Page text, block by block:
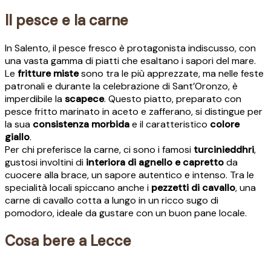
Il pesce e la carne
In Salento, il pesce fresco è protagonista indiscusso, con
una vasta gamma di piatti che esaltano i sapori del mare.
Le fritture mistesono tra le più apprezzate, ma nelle feste
patronali e durante la celebrazione di Sant’Oronzo, è
imperdibile lascapece. Questo piatto, preparato con
pesce fritto marinato in aceto e zafferano, si distingue per
la sua consistenza morbidae il caratteristico colore
giallo.
Per chi preferisce la carne, ci sono i famosi turcinieddhri,
gustosi involtini di interiora di agnello e caprettoda
cuocere alla brace, un sapore autentico e intenso. Tra le
specialità locali spiccano anche i pezzetti di cavallo, una
carne di cavallo cotta a lungo in un ricco sugo di
pomodoro, ideale da gustare con un buon pane locale.
Cosa bere a Lecce